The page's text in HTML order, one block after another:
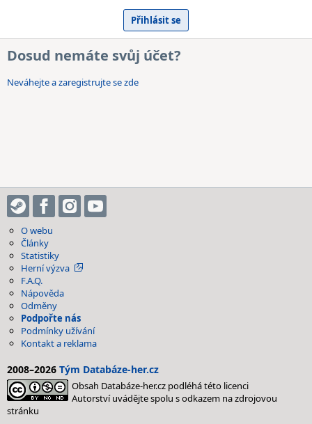
Dosud nemáte svůj účet?
Neváhejte a zaregistrujte se zde
O webu
Články
Statistiky
Herní výzva
F.A.Q.
Nápověda
Odměny
Podpořte nás
Podmínky užívání
Kontakt a reklama
2008–2026 Tým Databáze-her.cz
Obsah Databáze-her.cz podléhá této licenci
Autorství uvádějte spolu s odkazem na zdrojovou
stránku